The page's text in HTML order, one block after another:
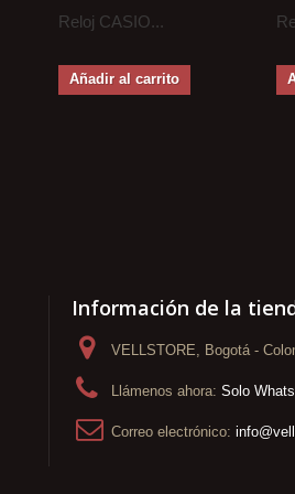
Reloj CASIO...
Añadir al carrito
Información de la
VELLSTORE, Bogotá -
Llámenos ahora: Solo
Correo electrónico: